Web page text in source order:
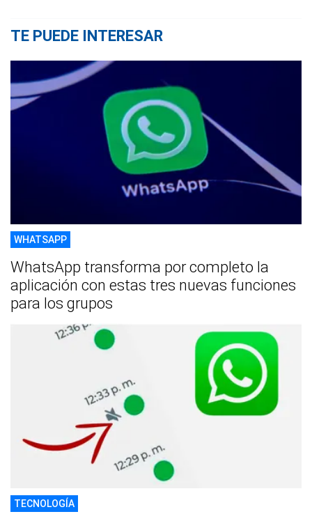
TE PUEDE INTERESAR
WHATSAPP
WhatsApp transforma por completo la
aplicación con estas tres nuevas funciones
para los grupos
TECNOLOGÍA